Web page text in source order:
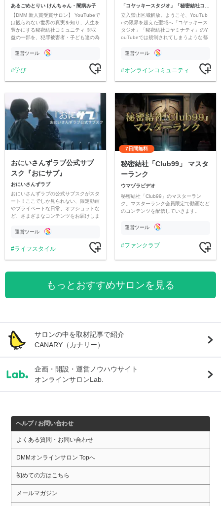
あるごめとりい けんちゃん・闇病み子
【DMM 新人賞受賞サロン】 YouTubeで
は観られない世界の真実を知り、人生を
豊かにする秘密結社コミュニティ ※収
益の一部を、犯罪被害者・子ども達の為
す運営ツール
学び
立入禁止区域解放。ようこそ、YouTub
eの限界を超えた聖域へ「コヤッキース
タジオ」「秘密結社コヤミナティ」のY
ouTubeでは規制されてしまうような都
公開。
運営ツール
オンラインコミュニティ
おにいさんずラブ公式サブ
スク『おにサブ』
おにいさんずラブ
おにいさんずラブの公式サブスクがスタ
ート！ここでしか見られない、限定動画
やプライベートな日常、オフショットな
ど、さまざまなコンテンツをお届けしま
運営ツール
ライフスタイル
7日間無料
秘密結社「Club99」 マスタ
ーランク
ウマヅラビデオ
秘密結社「Club99」のマスターラン
ク。マスターランク会員限定で動画など
のコンテンツを配信していきます。
運営ツール
ファンクラブ
もっとおすすめサロンを見る
サロンの中を取材記事で紹介
CANARY（カナリー）
企画・開設・運営ノウハウサイト
オンラインサロンLab.
ヘルプ / お問い合わせ
よくある質問・お問い合わせ
DMMオンラインサロン Topへ
初めての方はこちら
メールマガジン